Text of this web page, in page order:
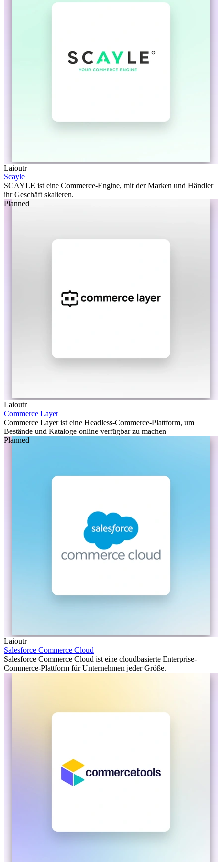
Laioutr
Scayle
SCAYLE ist eine Commerce-Engine, mit der Marken und Händler
ihr Geschäft skalieren.
Planned
Laioutr
Commerce Layer
Commerce Layer ist eine Headless-Commerce-Plattform, um
Bestände und Kataloge online verfügbar zu machen.
Planned
Laioutr
Salesforce Commerce Cloud
Salesforce Commerce Cloud ist eine cloudbasierte Enterprise-
Commerce-Plattform für Unternehmen jeder Größe.